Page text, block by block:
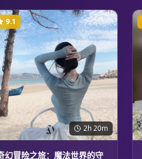
2h 20m
9.1
幻冒险之旅：魔法世界的守